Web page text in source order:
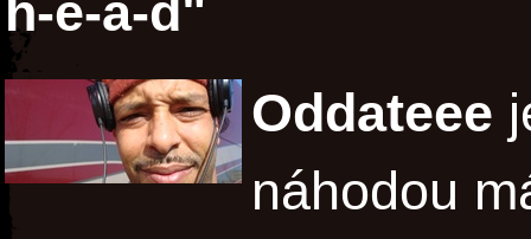
h-e-a-d"
Oddateee
náhodou